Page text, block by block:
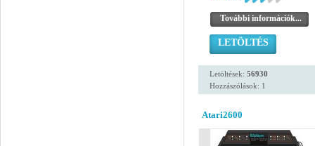
További információk...
LETÖLTÉS
Letöltések: 56930
Hozzászólások: 1
Atari2600